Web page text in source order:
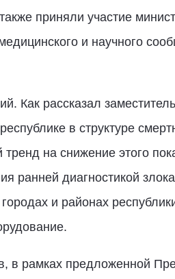
приняли участие
и научного
Как рассказал
в структуре
на снижение этого
ранней диагностикой
и районах
в рамках предложенной